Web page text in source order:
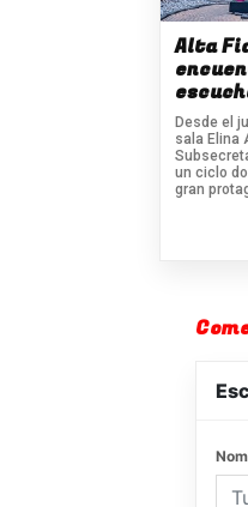
Alta
Desde el
sala Elina
un ciclo
gran